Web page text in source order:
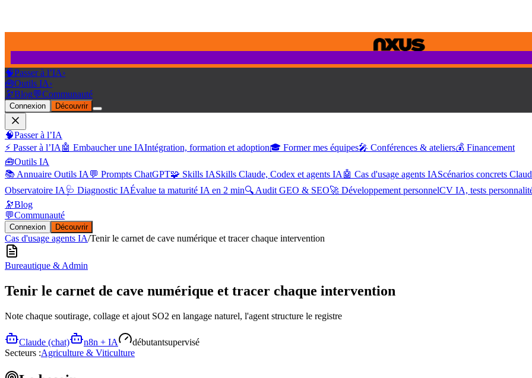
🧠Passer à l’IA›
🧰Outils IA›
🔭Blog💬Communauté
Connexion Découvrir
🧠Passer à l’IA
⚡ Passer à l’IA 🤖 Embaucher une IAIntégration, formation et adoption🎓 Former mes équipes🎤 Conférences & ateliers💰 Financement
🧰Outils IA
📚 Annuaire Outils IA 💬 Prompts ChatGPT🧩 Skills IASkills Claude, Codex et agents IA 🤖 Cas d'usage agents IAScénarios concrets
Observatoire IA 🩺 Diagnostic IAÉvalue ta maturité IA en 2 min🔍 Audit GEO & SEO🚀 Développement personnelCV IA, tests
🔭Blog
💬Communauté
Connexion Découvrir
Cas d'usage agents IA/Tenir le carnet de cave numérique et tracer chaque intervention
Bureautique & Admin
Tenir le carnet de cave numérique et tracer chaque intervention
Note chaque soutirage, collage et ajout SO2 en langage naturel, l'agent structure le registre
Claude (chat) n8n + IA débutantsupervisé
Secteurs :Agriculture & Viticulture